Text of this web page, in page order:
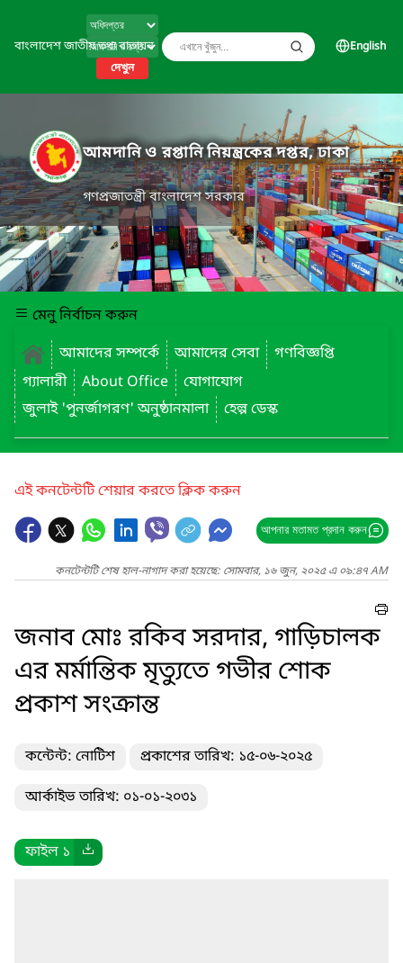
বাংলাদেশ জাতীয় তথ্য বাতায়ন
দেখুন
English
আমদানি ও রপ্তানি নিয়ন্ত্রকের দপ্তর, ঢাকা
গণপ্রজাতন্ত্রী বাংলাদেশ সরকার
মেনু নির্বাচন করুন
আমাদের সম্পর্কে
আমাদের সেবা
গণবিজ্ঞপ্তি
গ্যালারী
About Office
যোগাযোগ
জুলাই 'পুনর্জাগরণ' অনুষ্ঠানমালা
হেল্প ডেস্ক
এই কনটেন্টটি শেয়ার করতে ক্লিক করুন
আপনার মতামত প্রদান করুন
কনটেন্টটি শেষ হাল-নাগাদ করা হয়েছে: সোমবার, ১৬ জুন, ২০২৫ এ ০৯:৪৭ AM
জনাব মোঃ রকিব সরদার, গাড়িচালক
এর মর্মান্তিক মৃত্যুতে গভীর শোক
প্রকাশ সংক্রান্ত
কন্টেন্ট: নোটিশ প্রকাশের তারিখ: ১৫-০৬-২০২৫
আর্কাইভ তারিখ: ০১-০১-২০৩১
ফাইল ১